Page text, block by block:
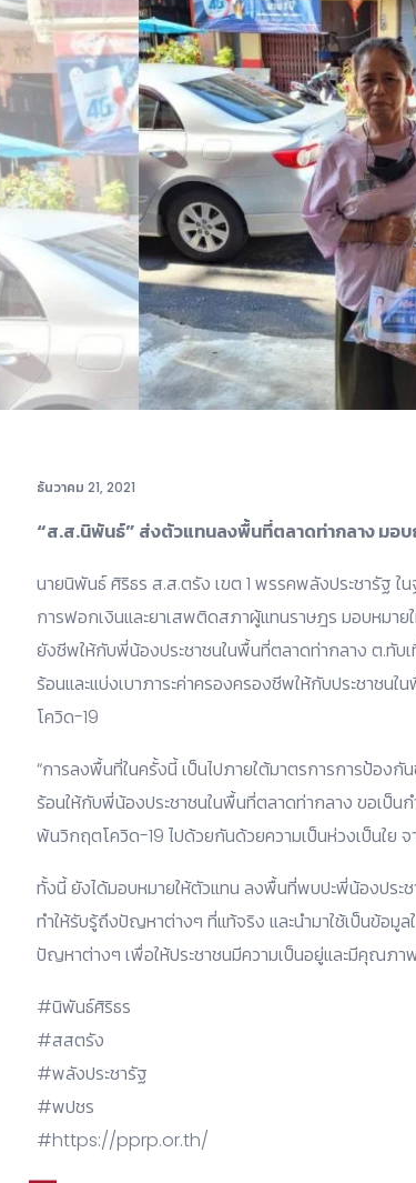
ธันวาคม 21, 2021
“ส.ส.นิพันธ์” ส่งตัวแทนลงพื้นที่ตลาดท่ากลาง มอ
นายนิพันธ์ ศิริธร ส.ส.ตรัง เขต 1 พรรคพลังประชารัฐ ใ
การฟอกเงินและยาเสพติดสภาผู้แทนราษฎร มอบหมา
ยังชีพให้กับพี่น้องประชาชนในพื้นที่ตลาดท่ากลาง ต.ทับ
ร้อนและแบ่งเบาภาระค่าครองครองชีพให้กับประชาชน
โควิด-19
“การลงพื้นที่ในครั้งนี้ เป็นไปภายใต้มาตรการการป้อง
ร้อนให้กับพี่น้องประชาชนในพื้นที่ตลาดท่ากลาง ขอเป็น
พ้นวิกฤตโควิด-19 ไปด้วยกันด้วยความเป็นห่วงเป็นใย
ทั้งนี้ ยังได้มอบหมายให้ตัวแทน ลงพื้นที่พบปะพี่น้องประ
ทำให้รับรู้ถึงปัญหาต่างๆ ที่แท้จริง และนำมาใช้เป็นข้อมู
ปัญหาต่างๆ เพื่อให้ประชาชนมีความเป็นอยู่และมีคุณภ
#นิพันธ์ศิริธร
#สสตรัง
#พลังประชารัฐ
#พปชร
#https://pprp.or.th/